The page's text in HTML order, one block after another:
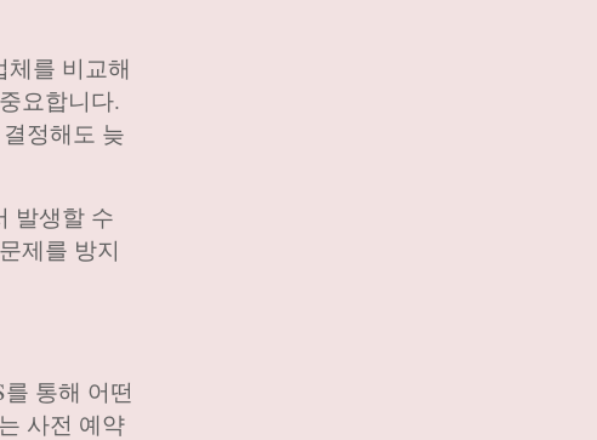
체를 비교해
요합니다.
정해도 늦
발생할 수
제를 방지
통해 어떤
사전 예약